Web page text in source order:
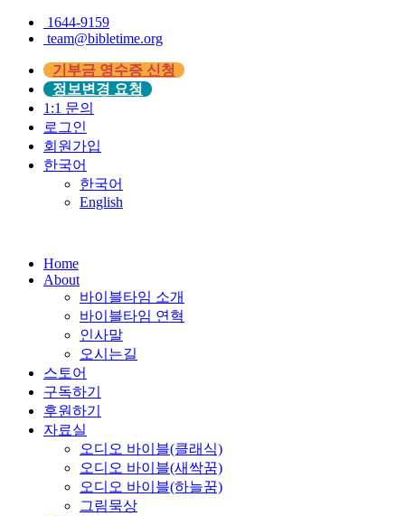
1644-9159
team@bibletime.org
기부금 영수증 신청
정보변경 요청
1:1 문의
로그인
회원가입
한국어
한국어
English
Home
About
바이블타임 소개
바이블타임 연혁
인사말
오시는길
스토어
구독하기
후원하기
자료실
오디오 바이블(클래식)
오디오 바이블(새싹꿈)
오디오 바이블(하늘꿈)
그림묵상